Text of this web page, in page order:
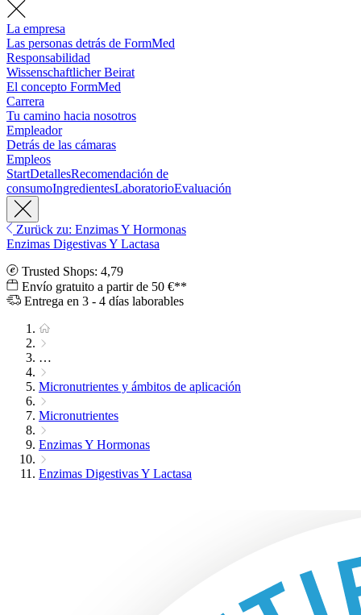
La empresa
Las personas detrás de FormMed
Responsabilidad
Wissenschaftlicher Beirat
El concepto FormMed
Carrera
Tu camino hacia nosotros
Empleador
Detrás de las cámaras
Empleos
StartDetallesRecomendación de
consumoIngredientesLaboratorioEvaluación
Zurück zu: Enzimas Y Hormonas
Enzimas Digestivas Y Lactasa
Trusted Shops: 4,79
Envío gratuito a partir de 50 €**
Entrega en 3 - 4 días laborables
…
Micronutrientes y ámbitos de aplicación
Micronutrientes
Enzimas Y Hormonas
Enzimas Digestivas Y Lactasa